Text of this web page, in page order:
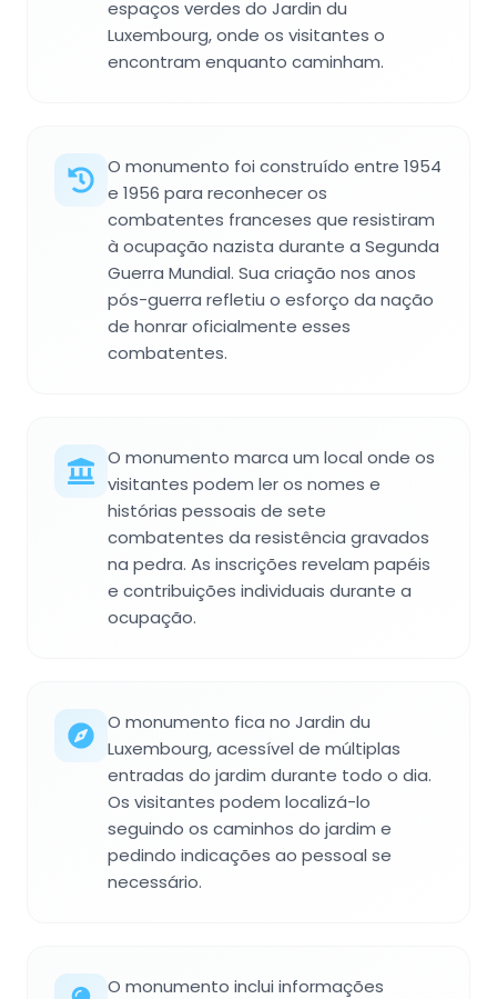
espaços verdes do Jardin du
Luxembourg, onde os visitantes o
encontram enquanto caminham.
O monumento foi construído entre 1954
e 1956 para reconhecer os
combatentes franceses que resistiram
à ocupação nazista durante a Segunda
Guerra Mundial. Sua criação nos anos
pós-guerra refletiu o esforço da nação
de honrar oficialmente esses
combatentes.
O monumento marca um local onde os
visitantes podem ler os nomes e
histórias pessoais de sete
combatentes da resistência gravados
na pedra. As inscrições revelam papéis
e contribuições individuais durante a
ocupação.
O monumento fica no Jardin du
Luxembourg, acessível de múltiplas
entradas do jardim durante todo o dia.
Os visitantes podem localizá-lo
seguindo os caminhos do jardim e
pedindo indicações ao pessoal se
necessário.
O monumento inclui informações